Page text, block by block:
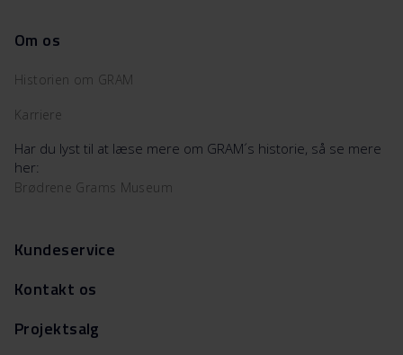
Om os
Historien om GRAM
Karriere
Har du lyst til at læse mere om GRAM´s historie, så se mere
her:
Brødrene Grams Museum
Kundeservice
Kontakt os
Projektsalg